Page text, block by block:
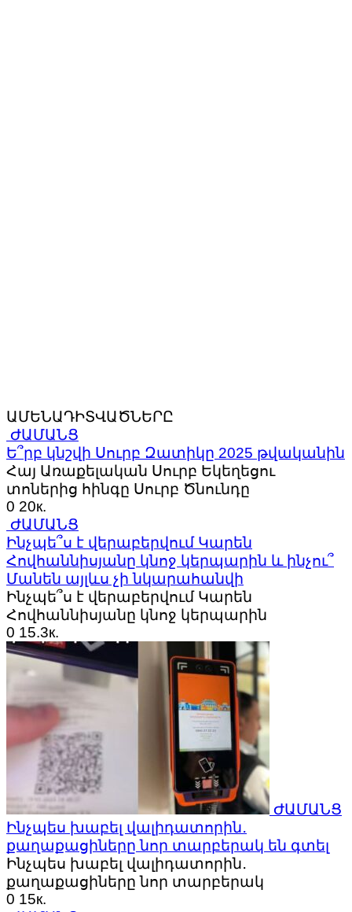
ԱՄԵՆԱԴԻՏՎԱԾՆԵՐԸ
ԺԱՄԱՆՑ
Ե՞րբ կնշվի Սուրբ Զատիկը 2025 թվականին
Հայ Առաքելական Սուրբ Եկեղեցու
տոներից հինգը Սուրբ Ծնունդը
0 20к.
ԺԱՄԱՆՑ
Ինչպե՞ս է վերաբերվում Կարեն
Հովհաննիսյանը կնոջ կերպարին և ինչու՞
Մանեն այլևս չի նկարահանվի
Ինչպե՞ս է վերաբերվում Կարեն
Հովհաննիսյանը կնոջ կերպարին
0 15.3к.
ԺԱՄԱՆՑ
Ինչպես խաբել վալիդատորին․
քաղաքացիները նոր տարբերակ են գտել
Ինչպես խաբել վալիդատորին․
քաղաքացիները նոր տարբերակ
0 15к.